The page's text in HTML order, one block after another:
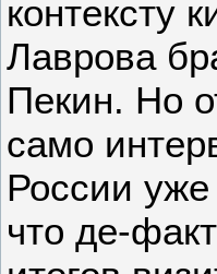
контексту
Лаврова
Пекин. Но
само
России
что де-